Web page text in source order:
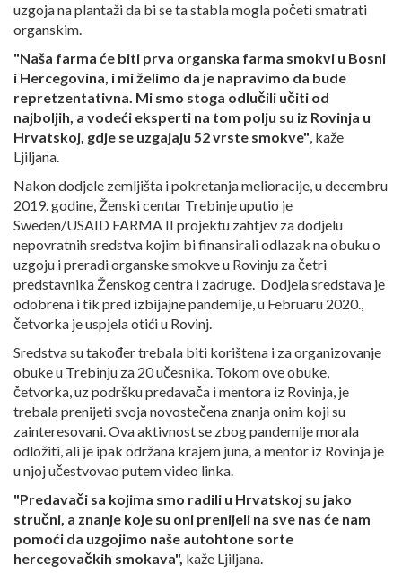
uzgoja na plantaži da bi se ta stabla mogla početi smatrati
organskim.
"Naša farma će biti prva organska farma smokvi u Bosni
i Hercegovina, i mi želimo da je napravimo da bude
repretzentativna. Mi smo stoga odlučili učiti od
najboljih, a vodeći eksperti na tom polju su iz Rovinja u
Hrvatskoj, gdje se uzgajaju 52 vrste smokve", kaže
Ljiljana.
Nakon dodjele zemljišta i pokretanja melioracije, u decembru
2019. godine, Ženski centar Trebinje uputio je
Sweden/USAID FARMA II projektu zahtjev za dodjelu
nepovratnih sredstva kojim bi finansirali odlazak na obuku o
uzgoju i preradi organske smokve u Rovinju za četri
predstavnika Ženskog centra i zadruge. Dodjela sredstava je
odobrena i tik pred izbijajne pandemije, u Februaru 2020.,
četvorka je uspjela otići u Rovinj.
Sredstva su također trebala biti korištena i za organizovanje
obuke u Trebinju za 20 učesnika. Tokom ove obuke,
četvorka, uz podršku predavača i mentora iz Rovinja, je
trebala prenijeti svoja novostečena znanja onim koji su
zainteresovani. Ova aktivnost se zbog pandemije morala
odložiti, ali je ipak održana krajem juna, a mentor iz Rovinja je
u njoj učestvovao putem video linka.
"Predavači sa kojima smo radili u Hrvatskoj su jako
stručni, a znanje koje su oni prenijeli na sve nas će nam
pomoći da uzgojimo naše autohtone sorte
hercegovačkih smokava", kaže Ljiljana.